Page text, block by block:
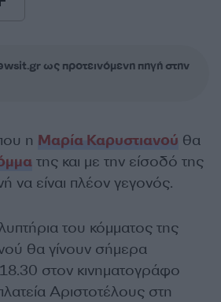
ως προτεινόμενη πηγή στην
η Μαρία Καρυστιανού θα
της και με την είσοδό της
να είναι πλέον γεγονός.
του κόμματος της
θα γίνουν σήμερα
στον κινηματογράφο
Αριστοτέλους στη